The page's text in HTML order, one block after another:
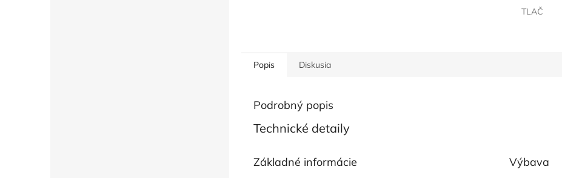
TLAČ
Popis Diskusia
Podrobný popis
Technické detaily
Základné informácie Výbava